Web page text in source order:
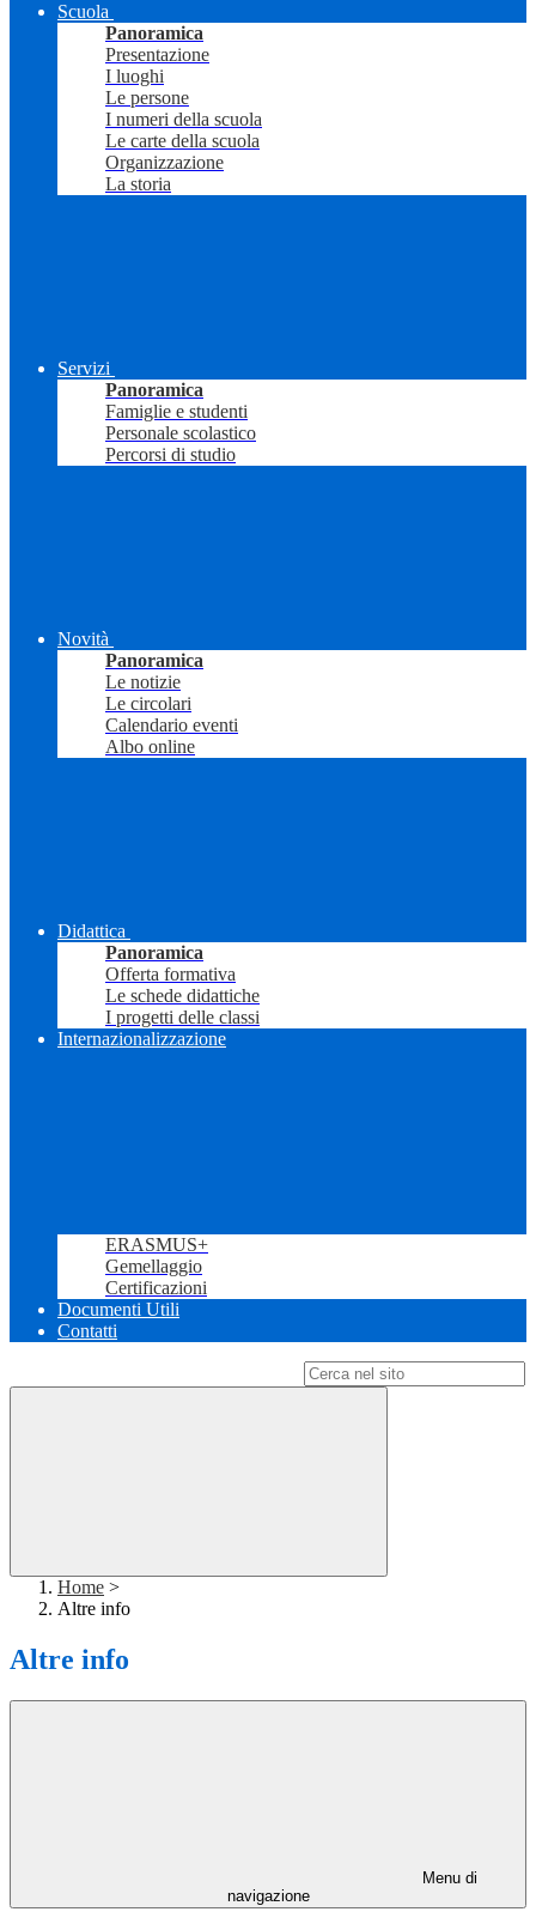
Scuola
Panoramica
Presentazione
I luoghi
Le persone
I numeri della scuola
Le carte della scuola
Organizzazione
La storia
Servizi
Panoramica
Famiglie e studenti
Personale scolastico
Percorsi di studio
Novità
Panoramica
Le notizie
Le circolari
Calendario eventi
Albo online
Didattica
Panoramica
Offerta formativa
Le schede didattiche
I progetti delle classi
Internazionalizzazione
ERASMUS+
Gemellaggio
Certificazioni
Documenti Utili
Contatti
Home >
Altre info
Altre info
Menu di
navigazione